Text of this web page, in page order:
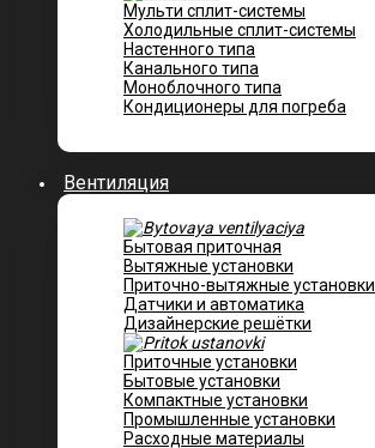
Мульти сплит-системы
Холодильные сплит-системы
Настенного типа
Канального типа
Моноблочного типа
Кондиционеры для погреба
Вентиляция
Бытовая приточная
Вытяжные установки
Приточно-вытяжные установки
Датчики и автоматика
Дизайнерские решётки
Приточные установки
Бытовые установки
Компактные установки
Промышленные установки
Расходные материалы